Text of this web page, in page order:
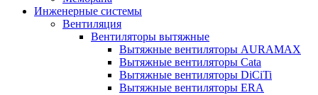
Инженерные системы
Вентиляция
Вентиляторы вытяжные
Вытяжные вентиляторы AURAMAX
Вытяжные вентиляторы Cata
Вытяжные вентиляторы DiCiTi
Вытяжные вентиляторы ERA